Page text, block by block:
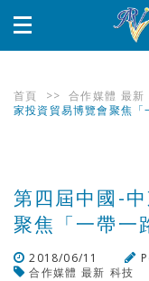
首頁 >> 合作媒體 最新
家投資貿易博覽會聚焦「
第四屆中國-
聚焦「一帶一
2018/06/11
合作媒體 最新 科技